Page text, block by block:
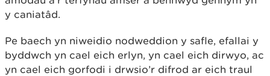
y caniatâd.
Pe baech yn niweidio nodweddion y safle, efallai y
byddwch yn cael eich erlyn, yn cael eich dirwyo, ac
yn cael eich gorfodi i drwsio’r difrod ar eich traul